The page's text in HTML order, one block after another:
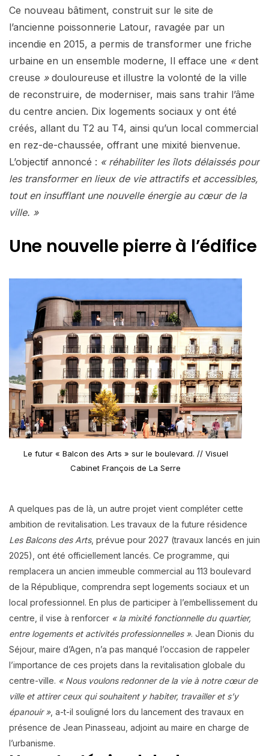
Ce nouveau bâtiment, construit sur le site de
l’ancienne poissonnerie Latour, ravagée par un
incendie en 2015, a permis de transformer une friche
urbaine en un ensemble moderne, Il efface une «dent
creuse »douloureuse et illustre la volonté de la ville
de reconstruire, de moderniser, mais sans trahir l’âme
du centre ancien. Dix logements sociaux y ont été
créés, allant du T2 au T4, ainsi qu’un local commercial
en rez-de-chaussée, offrant une mixité bienvenue.
L’objectif annoncé : « réhabiliter les îlots délaissés pour
les transformer en lieux de vie attractifs et accessibles,
tout en insufflant une nouvelle énergie au cœur de la
ville. »
Une nouvelle pierre à l’édifice
Le futur « Balcon des Arts » sur le boulevard. // Visuel
Cabinet François de La Serre
A quelques pas de là, un autre projet vient compléter cette
ambition de revitalisation. Les travaux de la future résidence
Les Balcons des Arts, prévue pour 2027 (travaux lancés en juin
2025), ont été officiellement lancés. Ce programme, qui
remplacera un ancien immeuble commercial au 113 boulevard
de la République, comprendra sept logements sociaux et un
local professionnel. En plus de participer à l’embellissement du
centre, il vise à renforcer « la mixité fonctionnelle du quartier,
entre logements et activités professionnelles ». Jean Dionis du
Séjour, maire d’Agen, n’a pas manqué l’occasion de rappeler
l’importance de ces projets dans la revitalisation globale du
centre-ville. « Nous voulons redonner de la vie à notre cœur de
ville et attirer ceux qui souhaitent y habiter, travailler et s’y
épanouir», a-t-il souligné lors du lancement des travaux en
présence de Jean Pinasseau, adjoint au maire en charge de
l’urbanisme.